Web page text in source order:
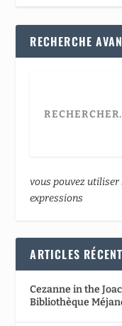
RECHERCHE
vous pouvez
expressions
ARTICLES
Cezanne in the
Bibliothèque